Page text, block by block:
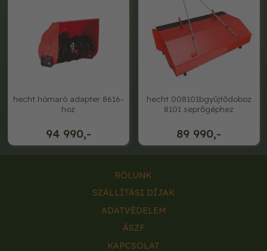
94 990,-
hecht hómaró adapter 8616-
hoz
89 990,-
hecht 008101bgyűjtődoboz
8101 seprőgéphez
RÓLUNK
SZÁLLÍTÁSI DÍJAK
ADATVÉDELEM
ÁSZF
KAPCSOLAT